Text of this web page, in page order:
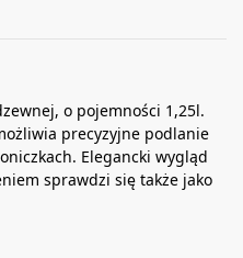
o pojemności 1,25l.
precyzyjne podlanie
Elegancki wygląd
sprawdzi się także jako